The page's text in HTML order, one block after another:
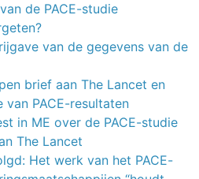
de PACE-studie
van de gegevens van de
brief aan The Lancet en
van PACE-resultaten
in ME over de PACE-studie
The Lancet
Het werk van het PACE-